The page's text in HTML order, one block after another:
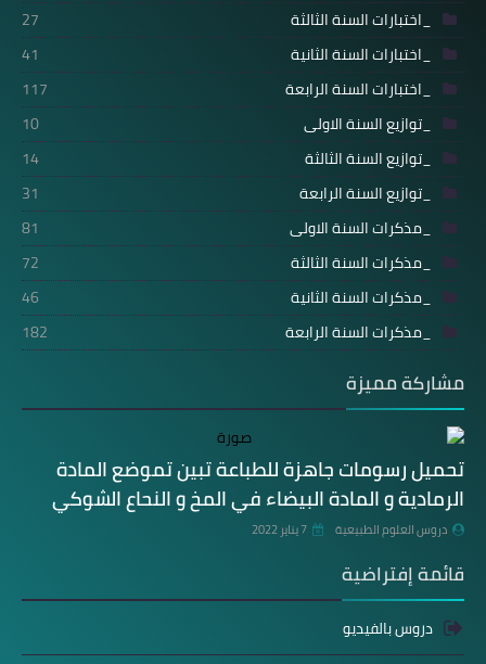
_اختبارات السنة الثالثة
27
_اختبارات السنة الثانية
41
_اختبارات السنة الرابعة
117
_توازيع السنة الاولى
10
_توازيع السنة الثالثة
14
_توازيع السنة الرابعة
31
_مذكرات السنة الاولى
81
_مذكرات السنة الثالثة
72
_مذكرات السنة الثانية
46
_مذكرات السنة الرابعة
182
مشاركة مميزة
تحميل رسومات جاهزة للطباعة تبين تموضع المادة
الرمادية و المادة البيضاء في المخ و النحاع الشوكي
دروس العلوم الطبيعية 7 يناير 2022
قائمة إفتراضية
دروس بالفيديو